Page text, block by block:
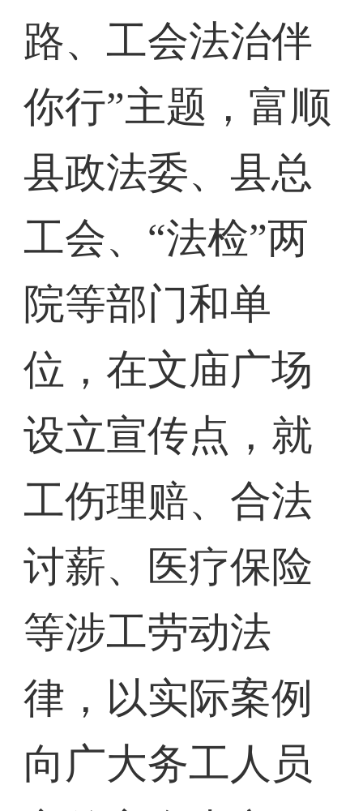
路、工会法治伴
你行”主题，富顺
县政法委、县总
工会、“法检”两
院等部门和单
位，在文庙广场
设立宣传点，就
工伤理赔、合法
讨薪、医疗保险
等涉工劳动法
律，以实际案例
向广大务工人员